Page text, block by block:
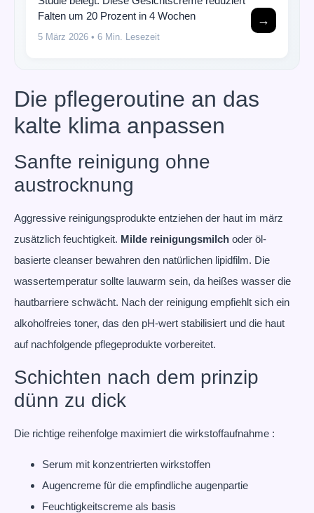
Falten um 20 Prozent in 4 Wochen
5 März 2026 • 6 Min. Lesezeit
→
Die pflegeroutine an das
kalte klima anpassen
Sanfte reinigung ohne
austrocknung
Aggressive reinigungsprodukte entziehen der haut im märz
zusätzlich feuchtigkeit. Milde reinigungsmilch oder öl-
basierte cleanser bewahren den natürlichen lipidfilm. Die
wassertemperatur sollte lauwarm sein, da heißes wasser die
hautbarriere schwächt. Nach der reinigung empfiehlt sich ein
alkoholfreies toner, das den pH-wert stabilisiert und die haut
auf nachfolgende pflegeprodukte vorbereitet.
Schichten nach dem prinzip
dünn zu dick
Die richtige reihenfolge maximiert die wirkstoffaufnahme :
Serum mit konzentrierten wirkstoffen
Augencreme für die empfindliche augenpartie
Feuchtigkeitscreme als basis